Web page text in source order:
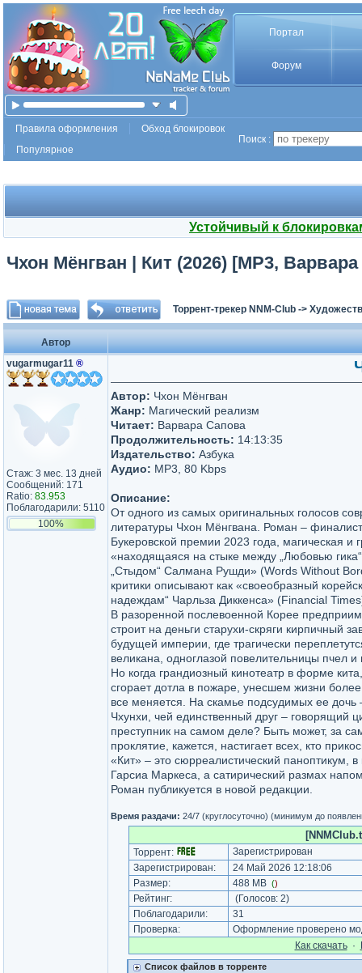
Портал
Форум
Правила оформления
Обход блокировок
Популярное
Поиск :
Устойчивый к
Чхон Мёнгван | Кит (2026) [MP3,
Торрент-трекер NNM-Club ->
Автор
vugarmugar11 ®
Стаж: 3 мес. 13 дней
Сообщений: 171
Ratio: 83.953
Поблагодарили: 5110
100%
Автор: Чхон Мёнгван
Жанр: Магический реализм
Читает: Варвара Сапова
Продолжительность: 14:13:35
Издательство: Азбука
Аудио: MP3, 80 Kbps
Описание:
От одного из самых оригинальных голосов
литературы Чхон Мёнгвана. Роман –
Букеровской премии 2023 года, магическая и
«находящаяся на стыке между „Любовью
„Стыдом“ Салмана Рушди» (Words Without
критики описывают как «своеобразный
надеждам“ Чарльза Диккенса» (Financial
В разоренной послевоенной Корее
строит на деньги старухи-скряги кирпичный
будущей империи, где трагически
великана, одноглазой повелительницы пчел и
Но когда грандиозный кинотеатр в форме
сгорает дотла в пожаре, унесшем жизни
все меняется. На скамье подсудимых ее дочь
Чхунхи, чей единственный друг – говорящий
преступник на самом деле? Быть может, за
проклятие, кажется, настигает всех, кто
«Кит» – это сюрреалистический паноптикум,
Гарсиа Маркеса, а сатирический размах
Роман публикуется в новой редакции.
Время раздачи: 24/7 (круглосуточно) (минимум до
Торрент:
Зарегистрирован
Зарегистрирован:
24 Май 2026 12:18:06
Размер:
488 MB ()
Рейтинг: (Голосов: 2)
Поблагодарили:
31
Проверка:
Оформление проверено
Как cкачать·
Список файлов в торренте